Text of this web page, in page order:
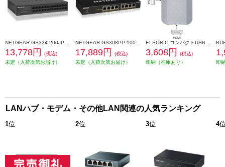
13,778円
(税込)
未定（入荷次第お届け）
17,889円
(税込)
未定（入荷次第お届け）
3,608円
(税込)
即納（在庫あり）
即
LANハブ・モデム・その他LAN関連の人気ランキング
1位 2位 3位 4